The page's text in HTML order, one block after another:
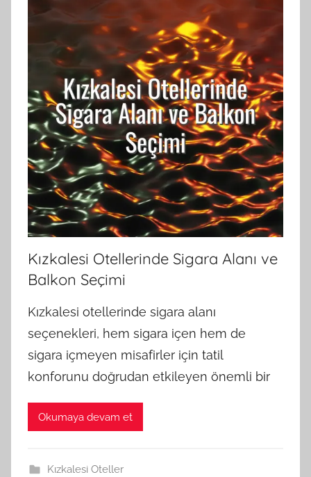
Kızkalesi Otellerinde Sigara Alanı ve
Balkon Seçimi
Kızkalesi otellerinde sigara alanı
seçenekleri, hem sigara içen hem de
sigara içmeyen misafirler için tatil
konforunu doğrudan etkileyen önemli bir
Okumaya devam et
Kızkalesi Oteller